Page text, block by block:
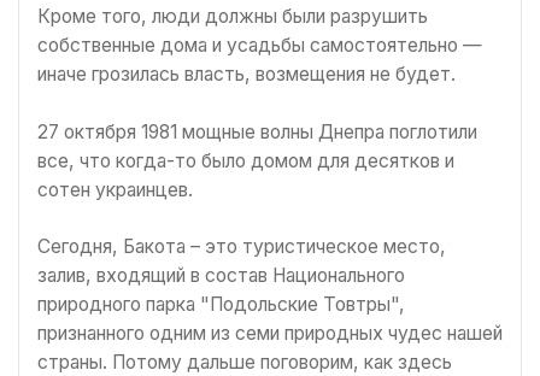
Кроме того, люди должны были разрушить
собственные дома и усадьбы самостоятельно —
иначе грозилась власть, возмещения не будет.
27 октября 1981 мощные волны Днепра поглотили
все, что когда-то было домом для десятков и
сотен украинцев.
Сегодня, Бакота – это туристическое место,
залив, входящий в состав Национального
природного парка "Подольские Товтры",
признанного одним из семи природных чудес нашей
страны. Потому дальше поговорим, как здесь